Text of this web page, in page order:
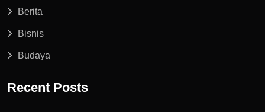
Berita
Bisnis
Budaya
Recent Posts